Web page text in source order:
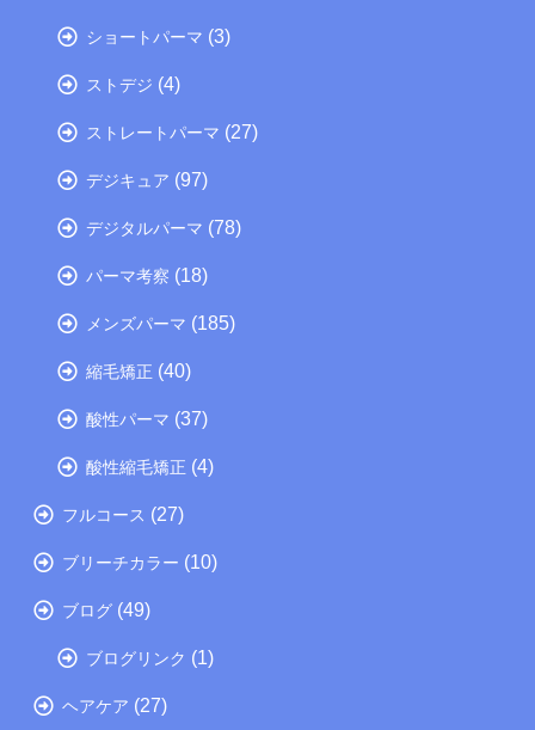
ショートパーマ (3)
ストデジ (4)
ストレートパーマ (27)
デジキュア (97)
デジタルパーマ (78)
パーマ考察 (18)
メンズパーマ (185)
縮毛矯正 (40)
酸性パーマ (37)
酸性縮毛矯正 (4)
フルコース (27)
ブリーチカラー (10)
ブログ (49)
ブログリンク (1)
ヘアケア (27)